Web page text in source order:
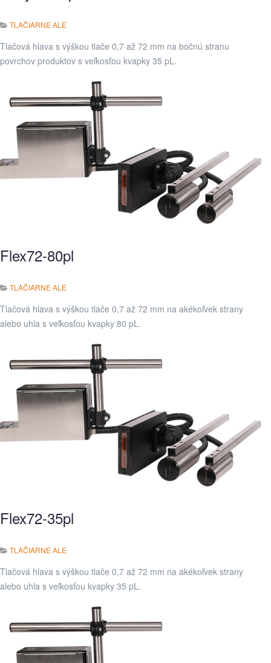
TLAČIARNE ALE
Tlačová hlava s výškou tlače 0,7 až 72 mm na bočnú stranu
povrchov produktov s veľkosťou kvapky 35 pL.
Flex72-80pl
TLAČIARNE ALE
Tlačová hlava s výškou tlače 0,7 až 72 mm na akékoľvek strany
alebo uhla s veľkosťou kvapky 80 pL.
Flex72-35pl
TLAČIARNE ALE
Tlačová hlava s výškou tlače 0,7 až 72 mm na akékoľvek strany
alebo uhla s veľkosťou kvapky 35 pL.